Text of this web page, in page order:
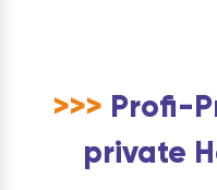
>>> Profi-
private